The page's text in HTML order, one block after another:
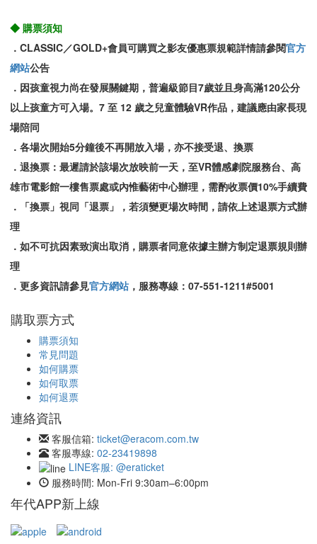
◆ 購票須知
．CLASSIC／GOLD+會員可購買之影友優惠票規範詳情請參閱官方
網站公告
．因孩童視力尚在發展關鍵期，普遍級節目7歲並且身高滿120公分
以上孩童方可入場。7 至 12 歲之兒童體驗VR作品，建議應由家長現
場陪同
．各場次開始5分鐘後不再開放入場，亦不接受退、換票
．退換票：最遲請於該場次放映前一天，至VR體感劇院服務台、高
雄市電影館一樓售票處或內惟藝術中心辦理，需酌收票價10%手續費
．「換票」視同「退票」，若須變更場次時間，請依上述退票方式辦
理
．如不可抗因素致演出取消，購票者同意依據主辦方制定退票規則辦
理
．更多資訊請參見官方網站 ，服務專線：07-551-1211#5001
購取票方式
購票須知
常見問題
如何購票
如何取票
如何退票
連絡資訊
客服信箱: ticket@eracom.com.tw
客服專線: 02-23419898
LINE客服: @eraticket
服務時間: Mon-Fri 9:30am–6:00pm
年代APP新上線